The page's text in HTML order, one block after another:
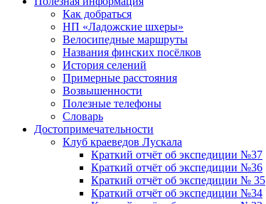
Как добраться
НП «Ладожские шхеры»
Велосипедные маршруты
Названия финских посёлков
История селений
Примерные расстояния
Возвышенности
Полезные телефоны
Словарь
Достопримечательности
Клуб краеведов Лускала
Краткий отчёт об экспедиции №37
Краткий отчёт об экспедиции №36
Краткий отчёт об экспедиции № 35
Краткий отчёт об экспедиции №34